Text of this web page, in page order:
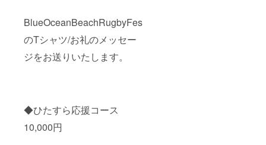
BlueOceanBeachRugbyFes
のTシャツ/お礼のメッセー
ジをお送りいたします。
◆ひたすら応援コース
10,000円